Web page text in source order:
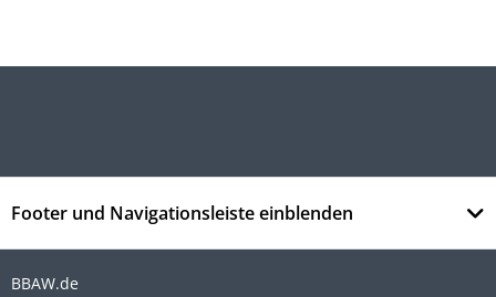
Footer und Navigationsleiste einblenden
BBAW.de